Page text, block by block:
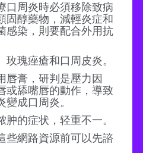
口周炎時必須移除致病
固醇藥物，減輕炎症和
感染，則要配合外用抗
瑰痤瘡和口周皮炎。
唇膏，研判是壓力因
或舔嘴唇的動作，導致
成口周炎。
的症状，轻重不一。
些網路資源前可以先諮